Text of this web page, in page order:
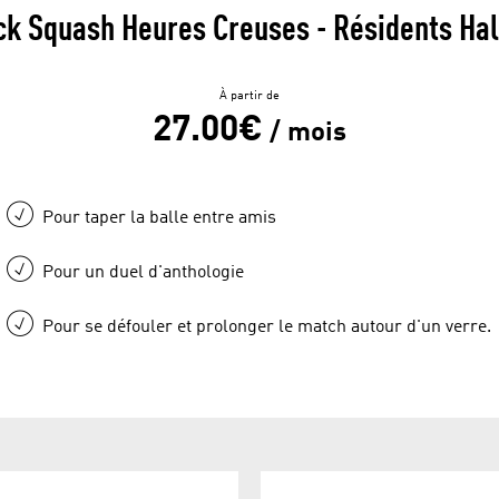
Squash Heures Creuses - Résidents
À partir de
27.00€ / mois
Pour taper la balle entre amis
Pour un duel d'anthologie
Pour se défouler et prolonger le match autour d'un verre.